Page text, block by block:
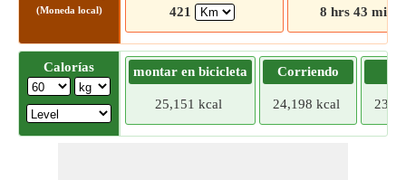
(Moneda local) 421 8 hrs 43 mins
Calorías montar en bicicleta
25,151 kcal
Corriendo
24,198 kcal